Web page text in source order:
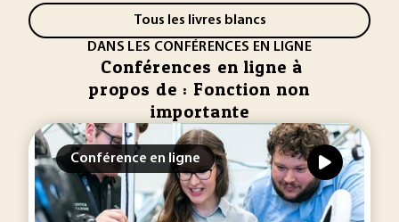
Tous les livres blancs
DANS LES CONFÉRENCES EN LIGNE
Conférences en ligne à
propos de : Fonction non
importante
Conférence en ligne